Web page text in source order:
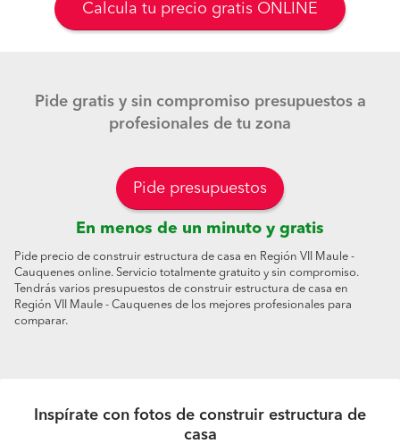
Calcula tu precio gratis ONLINE
Pide gratis y sin compromiso presupuestos a
profesionales de tu zona
Pide presupuestos
En menos de un minuto y gratis
Pide precio de construir estructura de casa en Región VII Maule -
Cauquenes online. Servicio totalmente gratuito y sin compromiso.
Tendrás varios presupuestos de construir estructura de casa en
Región VII Maule - Cauquenes de los mejores profesionales para
comparar.
Inspírate con fotos de construir estructura de
casa